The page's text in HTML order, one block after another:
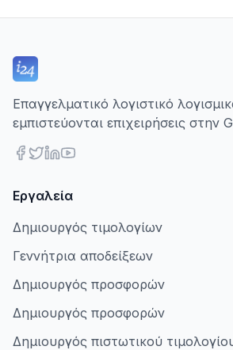
Επαγγελματικό λογιστικό
εμπιστεύονται επιχειρήσεις στην
Εργαλεία
Δημιουργός τιμολογίων
Γεννήτρια αποδείξεων
Δημιουργός προσφορών
Δημιουργός προσφορών
Δημιουργός πιστωτικού